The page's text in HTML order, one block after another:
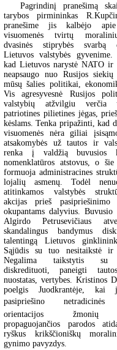
Pagrindinį pranešimą
tarybos pirmininkas
pranešime jis kalbėjo
visuomenės tvirtų
dvasinės stiprybės svarbą
Lietuvos valstybės gyvenime.
kad Lietuvos narystė NATO ir
neapsaugo nuo Rusijos
mūsų šalies politikai,
Vis agresyvesnė Rusijos
valstybių atžvilgiu verčia
patriotines pilietines jėgas,
kėslams. Tenka pripažinti, kad
visuomenės nėra giliai
atsakomybės už tautos ir
renka į valdžią buvusios
nomenklatūros atstovus, o
formuoja administracines
lojalių asmenų. Todėl
atitinkamos valstybės
akcijas prieš pasipriešinimo
okupantams dalyvius.
Algirdo Petrusevičiaus
skandalingus bandymus
talentingą Lietuvos
Sąjūdis su tuo nesitaikstė ir
Negalima taikstytis su
diskredituoti, paneigti
nuostatas, vertybes. Kristinos
poelgis Juodkrantėje, kai
pasipriešino netradicinės
orientacijos žmonių
propaguojančios parodos
ryškus krikščioniškų
gynimo pavyzdys.